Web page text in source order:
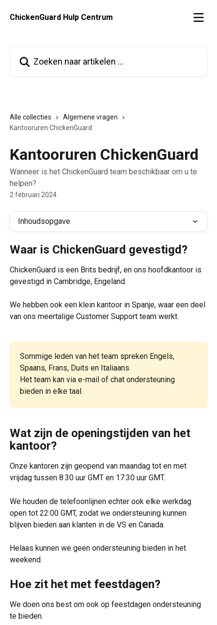
ChickenGuard Hulp Centrum
Alle collecties
Algemene vragen
Kantooruren ChickenGuard
Kantooruren ChickenGuard
Wanneer is het ChickenGuard team beschikbaar om u te
helpen?
2 februari 2024
Inhoudsopgave
Waar is ChickenGuard gevestigd?
ChickenGuard is een Brits bedrijf, en ons hoofdkantoor is
gevestigd in Cambridge, Engeland.
We hebben ook een klein kantoor in Spanje, waar een deel
van ons meertalige Customer Support team werkt.
Sommige leden van het team spreken Engels,
Spaans, Frans, Duits en Italiaans.
Het team kan via e-mail of chat ondersteuning
bieden in elke taal.
Wat zijn de openingstijden van het
kantoor?
Onze kantoren zijn geopend van maandag tot en met
vrijdag tussen 8.30 uur GMT en 17.30 uur GMT.
We houden de telefoonlijnen echter ook elke werkdag
open tot 22:00 GMT, zodat we ondersteuning kunnen
blijven bieden aan klanten in de VS en Canada.
Helaas kunnen we geen ondersteuning bieden in het
weekend.
Hoe zit het met feestdagen?
We doen ons best om ook op feestdagen ondersteuning
te bieden.